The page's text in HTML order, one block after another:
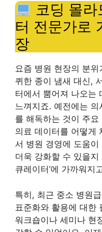
코딩 몰라
터 전문가로
장
요즘 병원 현장의 분
퀴한 종이 냄새 대신,
터에서 뿜어져 나오는
느껴지죠. 예전에는
를 해독하는 것이 주
의료 데이터를 어떻게
서 병원 경영에 도움
더욱 강화할 수 있을지
큐레이터’에 가까워지
특히, 최근 중소 병원
표준화와 활용에 대한
워크숍이나 세미나 현